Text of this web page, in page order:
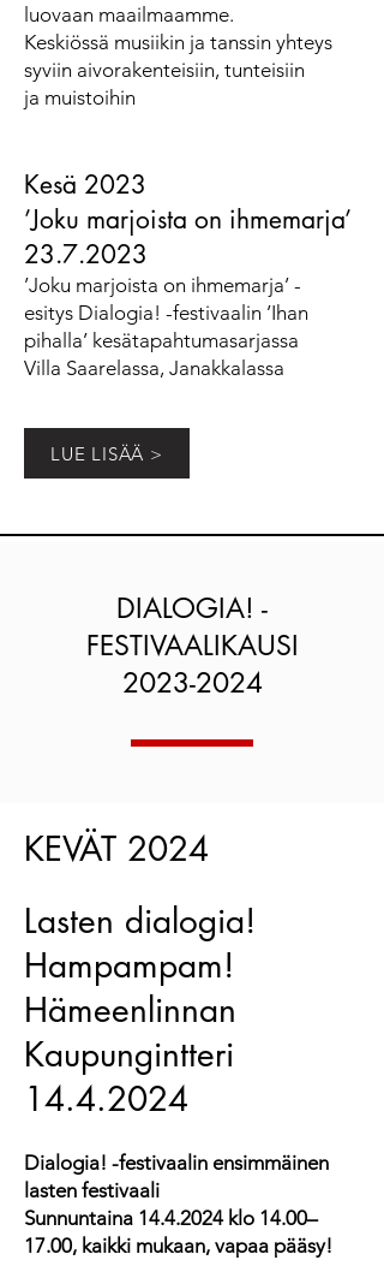
luovaan maailmaamme.
Keskiössä musiikin ja tanssin yhteys
syviin aivorakenteisiin, tunteisiin
ja muistoihin
Kesä 2023
’Joku marjoista on ihmemarja’
23.7.2023
’Joku marjoista on ihmemarja’ -
esitys Dialogia! -festivaalin ’Ihan
pihalla’ kesätapahtumasarjassa
Villa Saarelassa, Janakkalassa
LUE LISÄÄ >
DIALOGIA! -
FESTIVAALIKAUSI
2023-2024
KEVÄT 2024
Lasten dialogia!
Hampampam!
Hämeenlinnan
Kaupungintteri
14.4.2024
Dialogia! -festivaalin ensimmäinen
lasten festivaali
Sunnuntaina 14.4.2024klo 14.00–
17.00, kaikki mukaan, vapaa pääsy!